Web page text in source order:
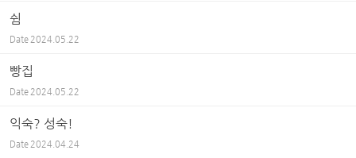
쉼
Date 2024.05.22
빵집
Date 2024.05.22
익숙? 성숙!
Date 2024.04.24